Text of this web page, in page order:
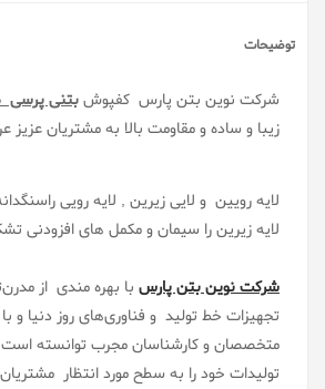
توضیحات
شرکت نوین بتن پارس کفپوشبتنی
زیبا و ساده و مقاومت بالا به مشتریان عزیز
لایه رویین و لایی زیرین , لایه رویی
لایه زیرین را سیمان و مکمل های افزودنی
شرکت نوین بتن پارس با بهره مندی از
تجهیزات خط تولید و فناوری‌های روز دنیا و
متخصصان و کارشناسان مجرب توانسته
تولیدات خود را به سطح مورد انتظار